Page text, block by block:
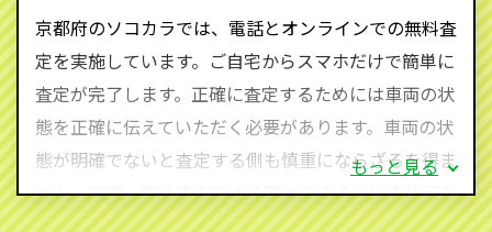
590-870）までお問い合わせ下さい。
査定・ご相談・見積もりはすべて無料で行います。安
心してお問い合わせください。
京都府のソコカラでは、電話とオンラインでの無料査
定を実施しています。ご自宅からスマホだけで簡単に
査定が完了します。正確に査定するためには車両の状
態を正確に伝えていただく必要があります。車両の状
態が明確でないと査定する側も慎重にならざるを得ま
せん。廃車・事故車査定する際はできるだけ車検証を
ご準備ください。車検証があることで車両状態や年式
もっと見る